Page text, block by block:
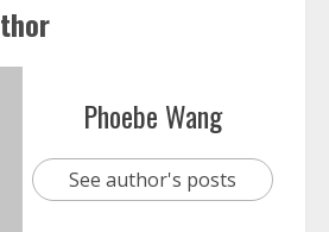
Phoebe Wang
See author's posts